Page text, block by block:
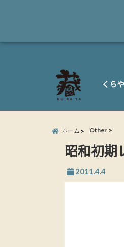
くら
ホーム Other
昭和初期
2011.4.4